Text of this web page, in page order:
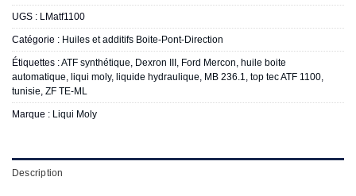
UGS : LMatf1100
Catégorie : Huiles et additifs Boite-Pont-Direction
Étiquettes :ATF synthétique Dexron III Ford Mercon
huile boite
automatique
liqui moly, liquide hydraulique MB 236.1 top tec ATF 1100
tunisie ZF TE-ML
Marque : Liqui Moly
Description